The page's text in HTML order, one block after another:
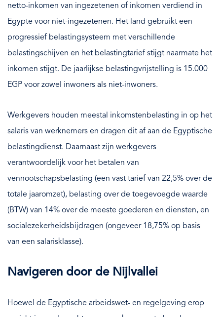
netto-inkomen van ingezetenen of inkomen verdiend in
Egypte voor niet-ingezetenen. Het land gebruikt een
progressief belastingsysteem met verschillende
belastingschijven en het belastingtarief stijgt naarmate het
inkomen stijgt. De jaarlijkse belastingvrijstelling is 15.000
EGP voor zowel inwoners als niet-inwoners.
Werkgevers houden meestal inkomstenbelasting in op het
salaris van werknemers en dragen dit af aan de Egyptische
belastingdienst. Daarnaast zijn werkgevers
verantwoordelijk voor het betalen van
vennootschapsbelasting (een vast tarief van 22,5% over de
totale jaaromzet), belasting over de toegevoegde waarde
(BTW) van 14% over de meeste goederen en diensten, en
socialezekerheidsbijdragen (ongeveer 18,75% op basis
van een salarisklasse).
Navigeren door de Nijlvallei
Hoewel de Egyptische arbeidswet- en regelgeving erop